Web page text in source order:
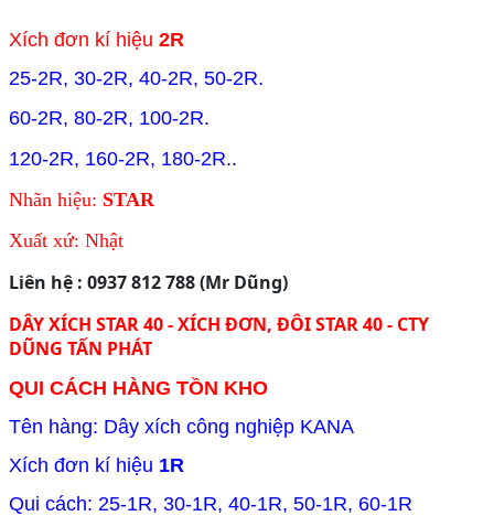
Xích đơn kí hiệu 2R
25-2R, 30-2R, 40-2R, 50-2R.
60-2R, 80-2R, 100-2R.
120-2R, 160-2R, 180-2R..
Nhãn hiệu: STAR
Xuất xứ: Nhật
Liên hệ : 0937 812 788 (Mr Dũng)
DÂY XÍCH STAR 40 - XÍCH ĐƠN, ĐÔI STAR 40 - CTY
DŨNG TẤN PHÁT
QUI CÁCH HÀNG TỒN KHO
Tên hàng: Dây xích công nghiệp KANA
Xích đơn kí hiệu 1R
Qui cách: 25-1R, 30-1R, 40-1R, 50-1R, 60-1R